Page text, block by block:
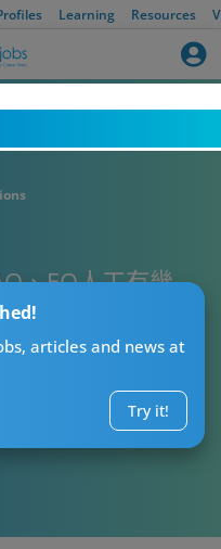
Learning Resources
articles and news at
Try it!
、EO人工有幾
政務主任、二級
任、二級運輸主
及晉升階梯